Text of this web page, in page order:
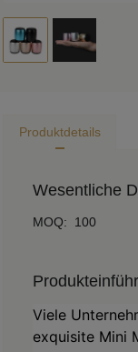
Produktdetails
Wesentliche
MOQ: 100
Viele
exquisite Mini